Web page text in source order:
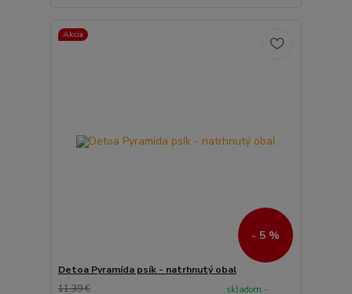
Akcia
- 5 %
Detoa Pyramída psík - natrhnutý obal
11,39 €
skladom -